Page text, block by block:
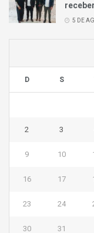
5 DE
D S
2 3
9 10
16 17
23 24
30 31